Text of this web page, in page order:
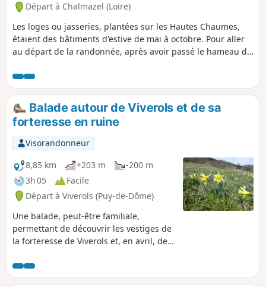
Départ à Chalmazel (Loire)
Les loges ou jasseries, plantées sur les Hautes Chaumes,
étaient des bâtiments d'estive de mai à octobre. Pour aller
au départ de la randonnée, après avoir passé le hameau de
cette route avec à droite la Route de la Combe, virez plus à
droite et prenez un chemin pierreux, visez le calvaire.
Garez-vous en talon ou en épis côté gauche du chemin
montant.Balade autour de Viverols et de sa
forteresse en ruine
Visorandonneur
8,85 km
+203 m
-200 m
3h 05
Facile
Départ à Viverols (Puy-de-Dôme)
Une balade, peut-être familiale,
permettant de découvrir les vestiges de
la forteresse de Viverols et, en avril, de
recouvertes de jonquilles.